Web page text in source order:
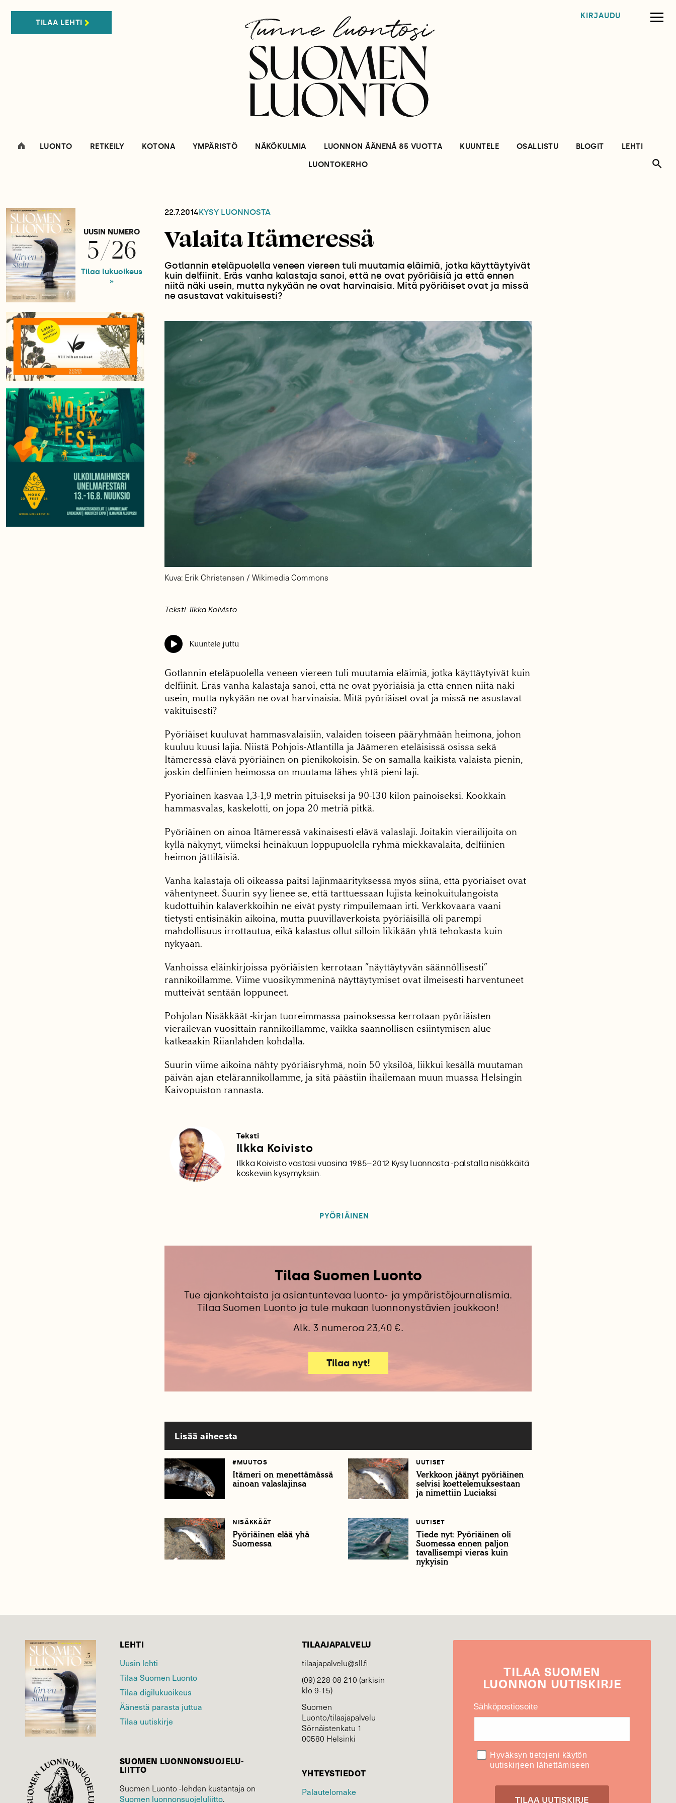
TILAA LEHTI
KIRJAUDU
LUONTO RETKEILY KOTONA YMPÄRISTÖ NÄKÖKULMIA LUONNON ÄÄNENÄ 85 VUOTTA KUUNTELE OSALLISTU BLOGIT
LEHTI
LUONTOKERHO
UUSIN NUMERO
5/26
Tilaa lukuoikeus
»
22.7.2014KYSY LUONNOSTA
Valaita Itämeressä
Gotlannin eteläpuolella veneen viereen tuli muutamia eläimiä, jotka käyttäytyivät
kuin delfiinit. Eräs vanha kalastaja sanoi, että ne ovat pyöriäisiä ja että ennen
niitä näki usein, mutta nykyään ne ovat harvinaisia. Mitä pyöriäiset ovat ja missä
ne asustavat vakituisesti?
Kuva: Erik Christensen / Wikimedia Commons
Teksti: Ilkka Koivisto
Kuuntele juttu
Gotlannin eteläpuolella veneen viereen tuli muutamia eläimiä, jotka käyttäytyivät kuin
delfiinit. Eräs vanha kalastaja sanoi, että ne ovat pyöriäisiä ja että ennen niitä näki
usein, mutta nykyään ne ovat harvinaisia. Mitä pyöriäiset ovat ja missä ne asustavat
vakituisesti?
Pyöriäiset kuuluvat hammasvalaisiin, valaiden toiseen pääryhmään heimona, johon
kuuluu kuusi lajia. Niistä Pohjois-Atlantilla ja Jäämeren eteläisissä osissa sekä
Itämeressä elävä pyöriäinen on pienikokoisin. Se on samalla kaikista valaista pienin,
joskin delfiinien heimossa on muutama lähes yhtä pieni laji.
Pyöriäinen kasvaa 1,3-1,9 metrin pituiseksi ja 90-130 kilon painoiseksi. Kookkain
hammasvalas, kaskelotti, on jopa 20 metriä pitkä.
Pyöriäinen on ainoa Itämeressä vakinaisesti elävä valaslaji. Joitakin vierailijoita on
kyllä näkynyt, viimeksi heinäkuun loppupuolella ryhmä miekkavalaita, delfiinien
heimon jättiläisiä.
Vanha kalastaja oli oikeassa paitsi lajinmäärityksessä myös siinä, että pyöriäiset ovat
vähentyneet. Suurin syy lienee se, että tarttuessaan lujista keinokuitulangoista
kudottuihin kalaverkkoihin ne eivät pysty rimpuilemaan irti. Verkkovaara vaani
tietysti entisinäkin aikoina, mutta puuvillaverkoista pyöriäisillä oli parempi
mahdollisuus irrottautua, eikä kalastus ollut silloin likikään yhtä tehokasta kuin
nykyään.
Vanhoissa eläinkirjoissa pyöriäisten kerrotaan ”näyttäytyvän säännöllisesti”
rannikoillamme. Viime vuosikymmeninä näyttäytymiset ovat ilmeisesti harventuneet
mutteivät sentään loppuneet.
Pohjolan Nisäkkäät -kirjan tuoreimmassa painoksessa kerrotaan pyöriäisten
vierailevan vuosittain rannikoillamme, vaikka säännöllisen esiintymisen alue
katkeaakin Riianlahden kohdalla.
Suurin viime aikoina nähty pyöriäisryhmä, noin 50 yksilöä, liikkui kesällä muutaman
päivän ajan etelärannikollamme, ja sitä päästiin ihailemaan muun muassa Helsingin
Kaivopuiston rannasta.
Teksti
Ilkka Koivisto
Ilkka Koivisto vastasi vuosina 1985–2012 Kysy luonnosta -palstalla nisäkkäitä
koskeviin kysymyksiin.
PYÖRIÄINEN
Tilaa Suomen Luonto
Tue ajankohtaista ja asiantuntevaa luonto- ja ympäristöjournalismia.
Tilaa Suomen Luonto ja tule mukaan luonnonystävien joukkoon!
Alk. 3 numeroa 23,40 €.
Tilaa nyt!
Lisää aiheesta
#MUUTOS
Itämeri on menettämässä
ainoan valaslajinsa
UUTISET
Verkkoon jäänyt pyöriäinen
selvisi koettelemuksestaan
ja nimettiin Luciaksi
NISÄKKÄÄT
Pyöriäinen elää yhä
Suomessa
UUTISET
Tiede nyt: Pyöriäinen oli
Suomessa ennen paljon
tavallisempi vieras kuin
nykyisin
LEHTI
Uusin lehti
Tilaa Suomen Luonto
Tilaa digilukuoikeus
Äänestä parasta juttua
Tilaa uutiskirje
SUOMEN LUONNON­SUOJELU­
LIITTO
Suomen Luonto -lehden kustantaja on
Suomen luonnonsuojelu­liitto.
TILAAJAPALVELU
tilaajapalvelu@sll.fi
(09) 228 08 210 (arkisin
klo 9-15)
Suomen
Luonto/tilaajapalvelu
Sörnäistenkatu 1
00580 Helsinki
YHTEYSTIEDOT
Palautelomake
TILAA SUOMEN
LUONNON UUTIS­KIRJE
Sähköpostiosoite
Hyväksyn tietojeni käytön
uutiskirjeen lähettämiseen